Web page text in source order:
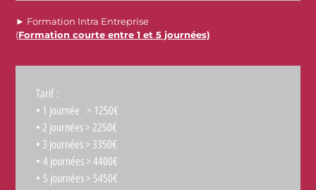
► Formation Intra Entreprise
(Formation courte entre 1 et 5 journées)
Tarif :
• 1 journée > 1250€
• 2 journées > 2250€
• 3 journées > 3350€
• 4 journées > 4400€
• 5 journées > 5450€